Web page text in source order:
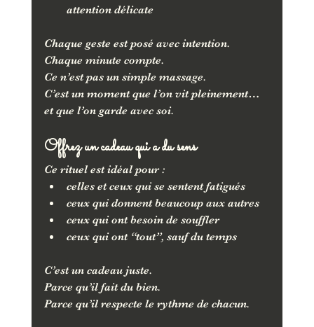
attention délicate
Chaque geste est posé avec intention.
Chaque minute compte.
Ce n’est pas un simple massage.
C’est un moment que l’on vit pleinement…
et que l’on garde avec soi.
Offrez un cadeau qui a du sens
Ce rituel est idéal pour :
celles et ceux qui se sentent fatigués
ceux qui donnent beaucoup aux autres
ceux qui ont besoin de souffler
ceux qui ont “tout”, sauf du temps
C’est un cadeau juste.
Parce qu’il fait du bien.
Parce qu’il respecte le rythme de chacun.